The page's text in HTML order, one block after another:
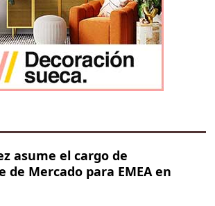
asume el cargo de
de Mercado para EMEA en